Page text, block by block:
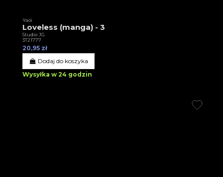
Yaoi
Loveless (manga) - 3
Studio JG
3T21777
20,95 zł
Dodaj do koszyka
Wysyłka w 24 godzin